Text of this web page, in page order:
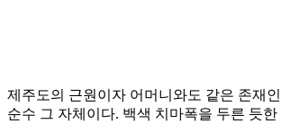
제주도의 근원이자 어머니와도 같은 존재
순수 그 자체이다. 백색 치마폭을 두른 듯